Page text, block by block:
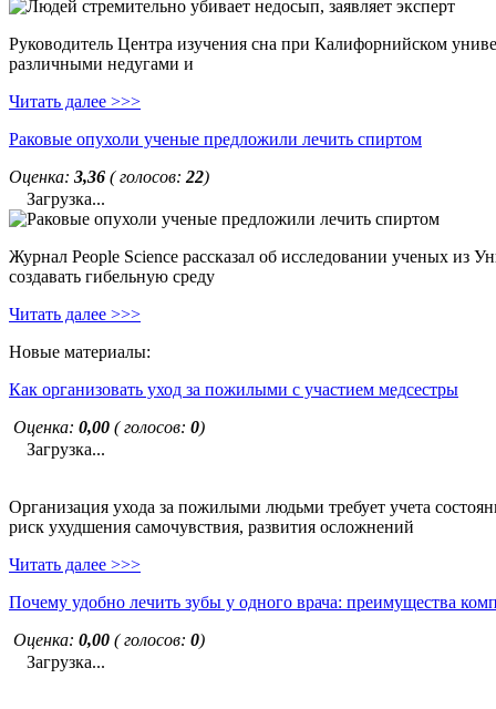
Руководитель Центра изучения сна при Калифорнийском
различными недугами и
Читать далее >>>
Раковые опухоли ученые предложили лечить спиртом
Оценка: 3,36 ( голосов: 22)
Загрузка...
Журнал People Science рассказал об исследовании ученых из
создавать гибельную среду
Читать далее >>>
Новые материалы:
Как организовать уход за пожилыми с участием медсестры
Оценка: 0,00 ( голосов: 0)
Загрузка...
Организация ухода за пожилыми людьми требует учета
риск ухудшения самочувствия, развития осложнений
Читать далее >>>
Почему удобно лечить зубы у одного врача: преимущества
Оценка: 0,00 ( голосов: 0)
Загрузка...